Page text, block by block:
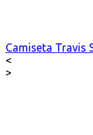
Camiseta Travis
<
>